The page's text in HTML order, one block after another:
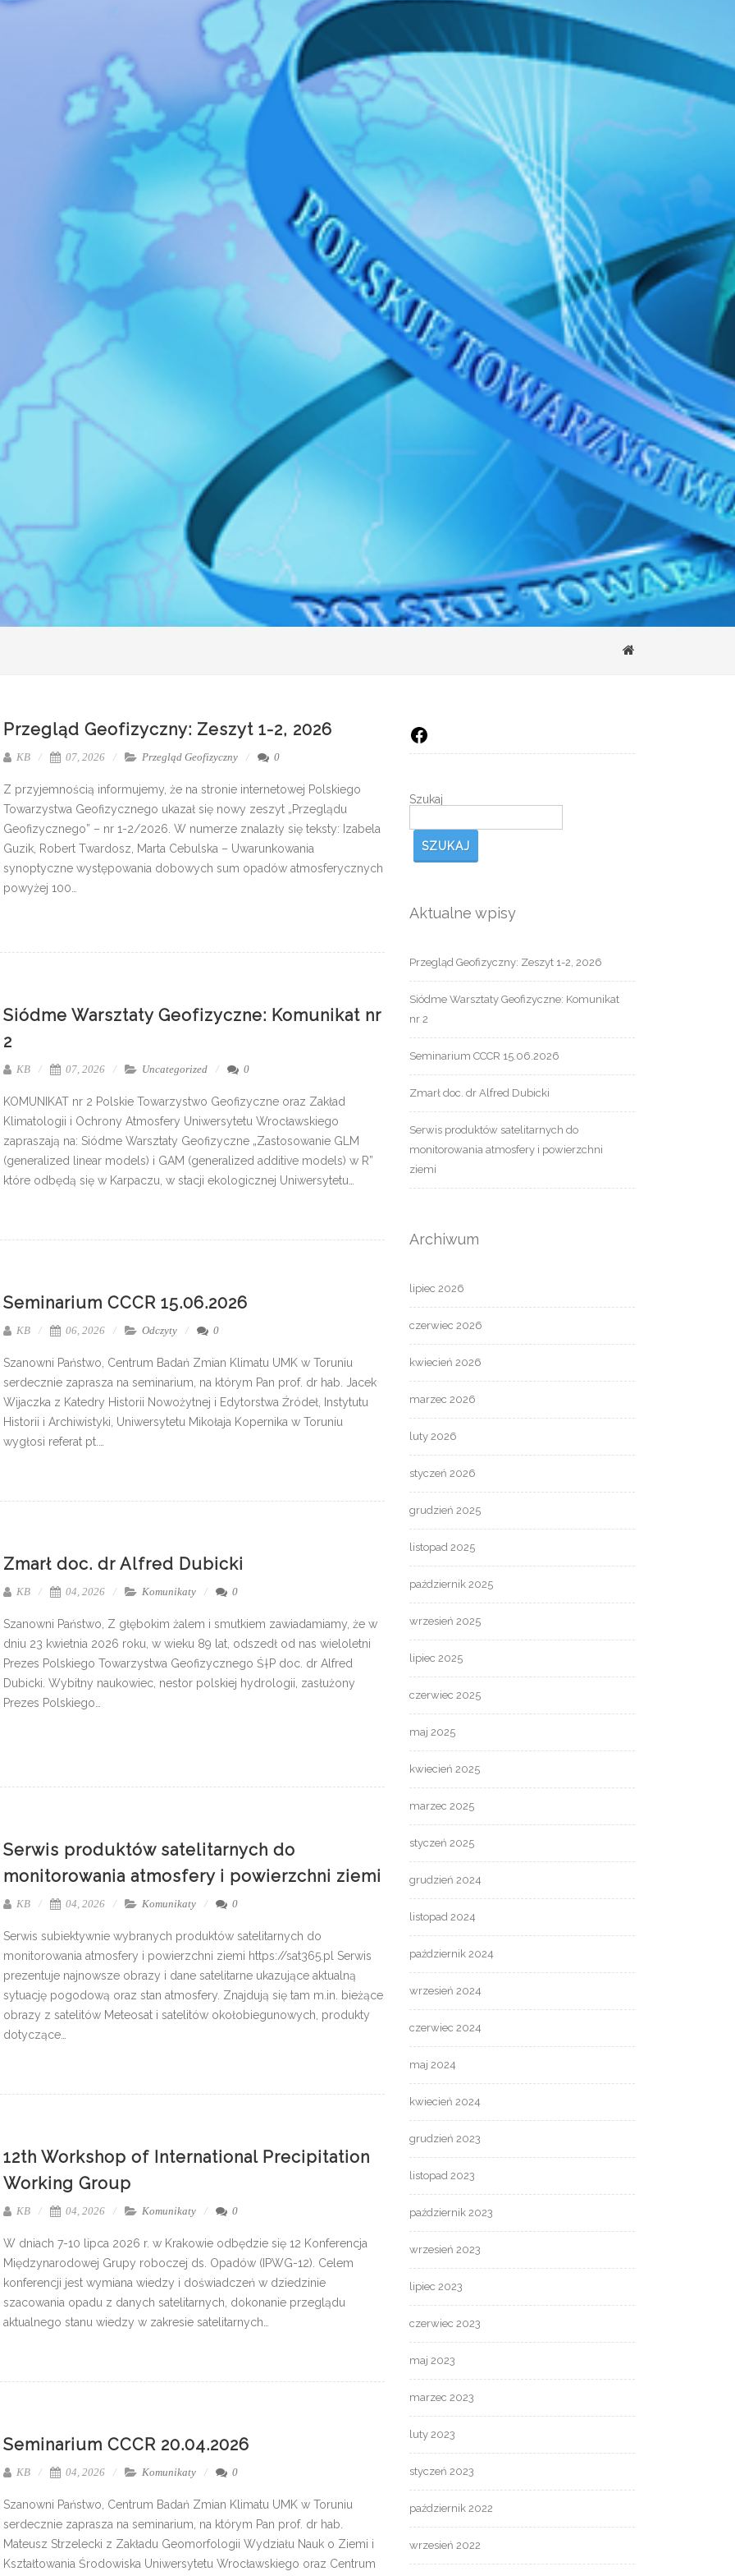
Przegląd Geofizyczny: Zeszyt 1-2, 2026
KB 07, 2026 Przegląd Geofizyczny 0
Z przyjemnością informujemy, że na stronie internetowej Polskiego
Towarzystwa Geofizycznego ukazał się nowy zeszyt „Przeglądu
Geofizycznego” – nr 1-2/2026. W numerze znalazły się teksty: Izabela
Guzik, Robert Twardosz, Marta Cebulska – Uwarunkowania
synoptyczne występowania dobowych sum opadów atmosferycznych
powyżej 100…
Siódme Warsztaty Geofizyczne: Komunikat nr
2
KB 07, 2026 Uncategorized 0
KOMUNIKAT nr 2 Polskie Towarzystwo Geofizyczne oraz Zakład
Klimatologii i Ochrony Atmosfery Uniwersytetu Wrocławskiego
zapraszają na: Siódme Warsztaty Geofizyczne „Zastosowanie GLM
(generalized linear models) i GAM (generalized additive models) w R”
które odbędą się w Karpaczu, w stacji ekologicznej Uniwersytetu…
Seminarium CCCR 15.06.2026
KB 06, 2026 Odczyty 0
Szanowni Państwo, Centrum Badań Zmian Klimatu UMK w Toruniu
serdecznie zaprasza na seminarium, na którym Pan prof. dr hab. Jacek
Wijaczka z Katedry Historii Nowożytnej i Edytorstwa Źródeł, Instytutu
Historii i Archiwistyki, Uniwersytetu Mikołaja Kopernika w Toruniu
wygłosi referat pt.…
Zmarł doc. dr Alfred Dubicki
KB 04, 2026 Komunikaty 0
Szanowni Państwo, Z głębokim żalem i smutkiem zawiadamiamy, że w
dniu 23 kwietnia 2026 roku, w wieku 89 lat, odszedł od nas wieloletni
Prezes Polskiego Towarzystwa Geofizycznego Ś†P doc. dr Alfred
Dubicki. Wybitny naukowiec, nestor polskiej hydrologii, zasłużony
Prezes Polskiego…
Serwis produktów satelitarnych do
monitorowania atmosfery i powierzchni ziemi
KB 04, 2026 Komunikaty 0
Serwis subiektywnie wybranych produktów satelitarnych do
monitorowania atmosfery i powierzchni ziemi https://sat365.pl Serwis
prezentuje najnowsze obrazy i dane satelitarne ukazujące aktualną
sytuację pogodową oraz stan atmosfery. Znajdują się tam m.in. bieżące
obrazy z satelitów Meteosat i satelitów okołobiegunowych, produkty
dotyczące…
12th Workshop of International Precipitation
Working Group
KB 04, 2026 Komunikaty 0
W dniach 7-10 lipca 2026 r. w Krakowie odbędzie się 12 Konferencja
Międzynarodowej Grupy roboczej ds. Opadów (IPWG-12). Celem
konferencji jest wymiana wiedzy i doświadczeń w dziedzinie
szacowania opadu z danych satelitarnych, dokonanie przeglądu
aktualnego stanu wiedzy w zakresie satelitarnych…
Seminarium CCCR 20.04.2026
KB 04, 2026 Komunikaty 0
Szanowni Państwo, Centrum Badań Zmian Klimatu UMK w Toruniu
serdecznie zaprasza na seminarium, na którym Pan prof. dr hab.
Mateusz Strzelecki z Zakładu Geomorfologii Wydziału Nauk o Ziemi i
Kształtowania Środowiska Uniwersytetu Wrocławskiego oraz Centrum
Szukaj
SZUKAJ
Aktualne wpisy
Przegląd Geofizyczny: Zeszyt 1-2, 2026
Siódme Warsztaty Geofizyczne: Komunikat
nr 2
Seminarium CCCR 15.06.2026
Zmarł doc. dr Alfred Dubicki
Serwis produktów satelitarnych do
monitorowania atmosfery i powierzchni
ziemi
Archiwum
lipiec 2026
czerwiec 2026
kwiecień 2026
marzec 2026
luty 2026
styczeń 2026
grudzień 2025
listopad 2025
październik 2025
wrzesień 2025
lipiec 2025
czerwiec 2025
maj 2025
kwiecień 2025
marzec 2025
styczeń 2025
grudzień 2024
listopad 2024
październik 2024
wrzesień 2024
czerwiec 2024
maj 2024
kwiecień 2024
grudzień 2023
listopad 2023
październik 2023
wrzesień 2023
lipiec 2023
czerwiec 2023
maj 2023
marzec 2023
luty 2023
styczeń 2023
październik 2022
wrzesień 2022